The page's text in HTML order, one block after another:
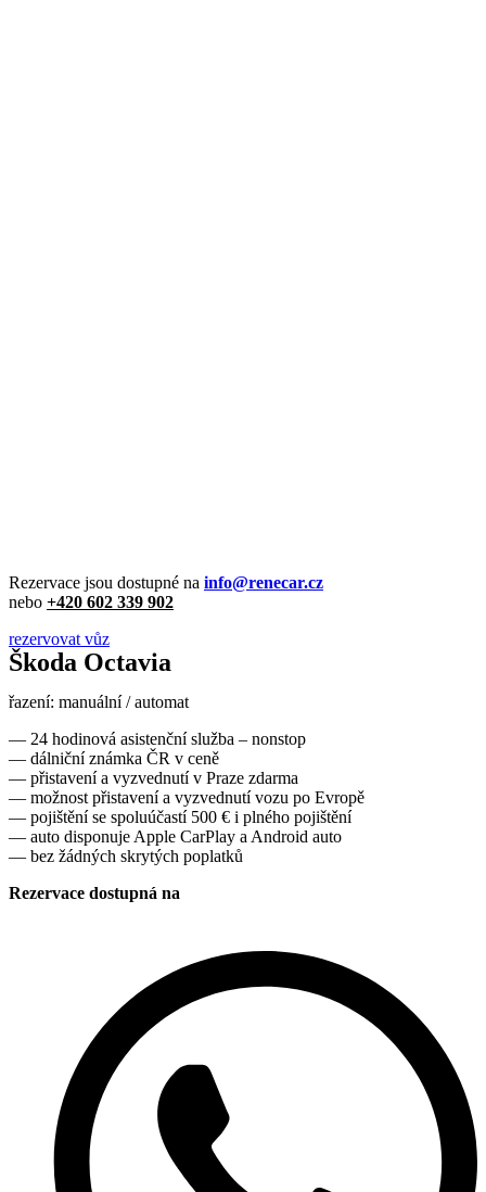
Rezervace jsou dostupné na info@renecar.cz
nebo +420 602 339 902
rezervovat vůz
Škoda Octavia
řazení: manuální / automat
— 24 hodinová asistenční služba – nonstop
— dálniční známka ČR v ceně
— přistavení a vyzvednutí v Praze zdarma
— možnost přistavení a vyzvednutí vozu po Evropě
— pojištění se spoluúčastí 500 € i plného pojištění
— auto disponuje Apple CarPlay a Android auto
— bez žádných skrytých poplatků
Rezervace dostupná na